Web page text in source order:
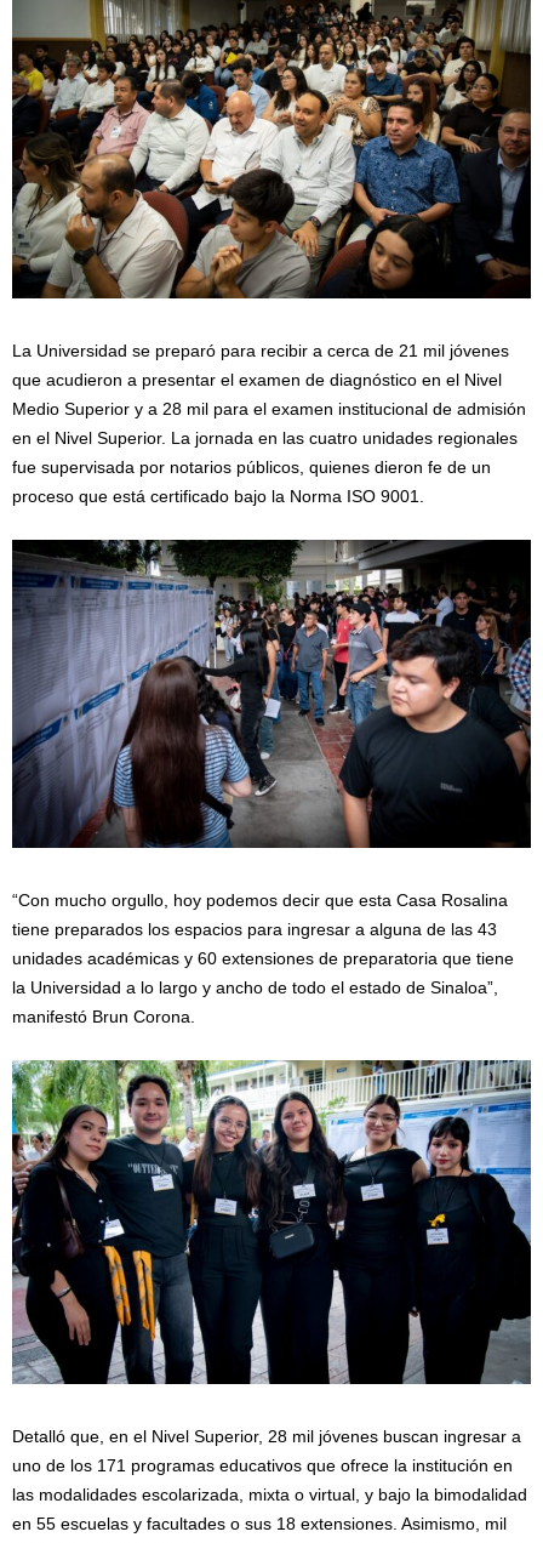
La Universidad se preparó para recibir a cerca de 21 mil jóvenes
que acudieron a presentar el examen de diagnóstico en el Nivel
Medio Superior y a 28 mil para el examen institucional de admisión
en el Nivel Superior. La jornada en las cuatro unidades regionales
fue supervisada por notarios públicos, quienes dieron fe de un
proceso que está certificado bajo la Norma ISO 9001.
“Con mucho orgullo, hoy podemos decir que esta Casa Rosalina
tiene preparados los espacios para ingresar a alguna de las 43
unidades académicas y 60 extensiones de preparatoria que tiene
la Universidad a lo largo y ancho de todo el estado de Sinaloa”,
manifestó Brun Corona.
Detalló que, en el Nivel Superior, 28 mil jóvenes buscan ingresar a
uno de los 171 programas educativos que ofrece la institución en
las modalidades escolarizada, mixta o virtual, y bajo la bimodalidad
en 55 escuelas y facultades o sus 18 extensiones. Asimismo, mil